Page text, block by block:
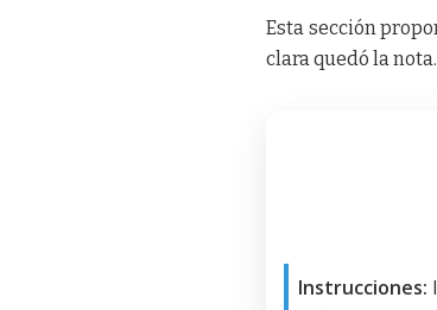
Esta sección
clara quedó la nota.
Instrucciones: